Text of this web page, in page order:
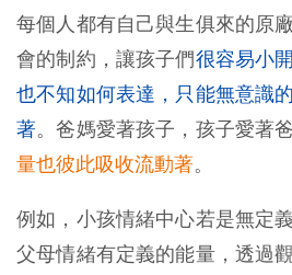
每個人都有自己與生俱來的原
會的制約，讓孩子們很容易小
也不知如何表達，只能無意識
著。爸媽愛著孩子，孩子愛著
量也彼此吸收流動著。
例如，小孩情緒中心若是無定
父母情緒有定義的能量，透過